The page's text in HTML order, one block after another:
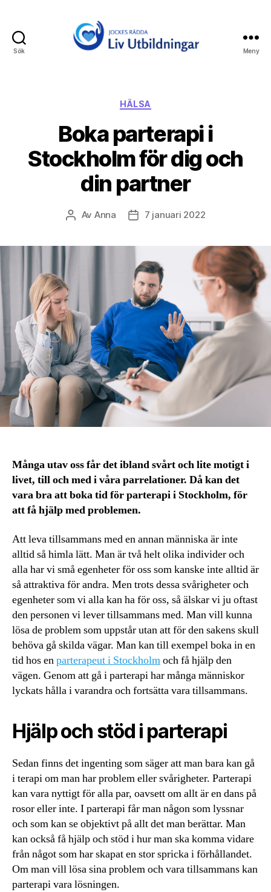
Sök
Utbildningar
Meny
Kategorier
HÄLSA
Boka parterapi i
Stockholm för dig och
din partner
Inläggsförfattare
Av Anna Inläggsdatum
7 januari 2022
Många utav oss får det ibland svårt och lite motigt i
livet, till och med i våra parrelationer. Då kan det
vara bra att boka tid för parterapi i Stockholm, för
att få hjälp med problemen.
Att leva tillsammans med en annan människa är inte
alltid så himla lätt. Man är två helt olika individer och
alla har vi små egenheter för oss som kanske inte alltid är
så attraktiva för andra. Men trots dessa svårigheter och
egenheter som vi alla kan ha för oss, så älskar vi ju oftast
den personen vi lever tillsammans med. Man vill kunna
lösa de problem som uppstår utan att för den sakens skull
behöva gå skilda vägar. Man kan till exempel boka in en
tid hos enparterapeut i Stockholmoch få hjälp den
vägen. Genom att gå i parterapi har många människor
lyckats hålla i varandra och fortsätta vara tillsammans.
Hjälp och stöd i parterapi
Sedan finns det ingenting som säger att man bara kan gå
i terapi om man har problem eller svårigheter. Parterapi
kan vara nyttigt för alla par, oavsett om allt är en dans på
rosor eller inte. I parterapi får man någon som lyssnar
och som kan se objektivt på allt det man berättar. Man
kan också få hjälp och stöd i hur man ska komma vidare
från något som har skapat en stor spricka i förhållandet.
Om man vill lösa sina problem och vara tillsammans kan
parterapi vara lösningen.